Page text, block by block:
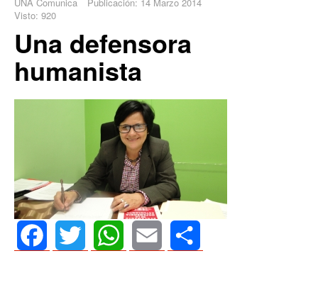
Visto: 920
Una defensora
humanista